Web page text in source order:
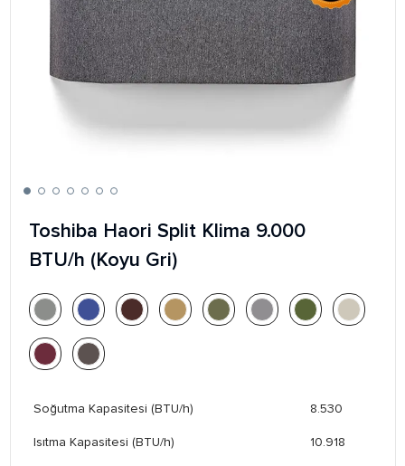
Toshiba Haori Split Klima 9.000
BTU/h (Koyu Gri)
Soğutma Kapasitesi (BTU/h) 8.530
Isıtma Kapasitesi (BTU/h) 10.918